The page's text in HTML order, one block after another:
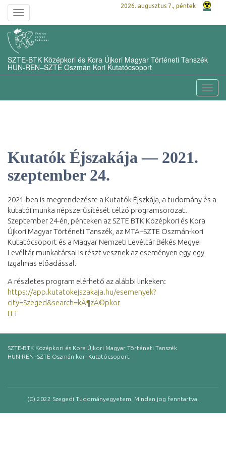
Toggle
navigation
2026. augusztus 7., péntek
SZTE-BTK Középkori és Kora Újkori Magyar Történeti Tanszék
HUN-REN–SZTE Oszmán Kori Kutatócsoport
Kutatók Éjszakája — 2021.
szeptember 24.
2021-ben is megrendezésre a Kutatók Éjszkája, a tudomány és a
kutatói munka népszerűsítését célzó programsorozat.
Szeptember 24-én, pénteken az SZTE BTK Középkori és Kora
Újkori Magyar Történeti Tanszék, az MTA–SZTE Oszmán-kori
Kutatócsoport és a Magyar Nemzeti Levéltár Békés Megyei
Levéltár munkatársai is részt vesznek az eseményen egy-egy
izgalmas előadással.
A részletes program elérhető az alábbi linkeken:
https://app.kutatokejszakaja.hu/esemenyek?
city=Szeged&search=kÃ¶zÃ©pkor
ITT
SZTE-BTK Középkori és Kora Újkori Magyar Történeti Tanszék
HUN-REN–SZTE Oszmán kori Kutatócsoport
(C) 2022 Szegedi Tudományegyetem. Minden jog fenntartva.